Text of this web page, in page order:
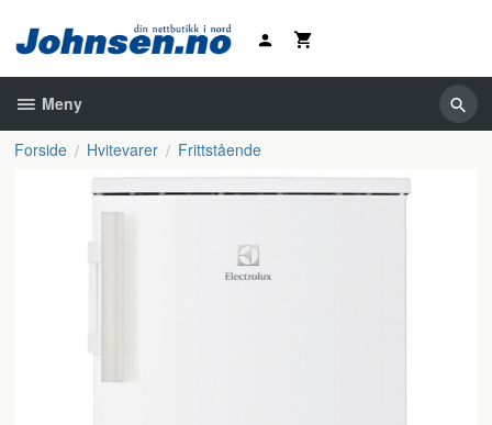
innholdet
Meny
Forside Hvitevarer Frittstående